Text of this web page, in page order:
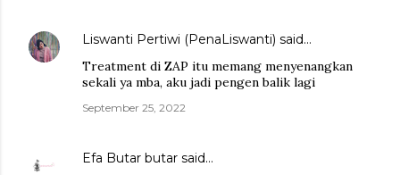
Liswanti Pertiwi (PenaLiswanti) said…
Treatment di ZAP itu memang menyenangkan
sekali ya mba, aku jadi pengen balik lagi
September 25, 2022
Efa Butar butar said…